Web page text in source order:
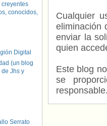
Cualquier
eliminación
enviar la
quien
Este blog
se
conocidos,
Digital
(un blog
Jhs y
Serrato